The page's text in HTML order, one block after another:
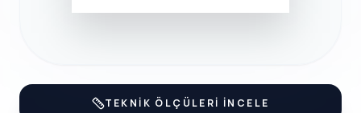
TEKNIK ÖLÇÜLERI İNCELE